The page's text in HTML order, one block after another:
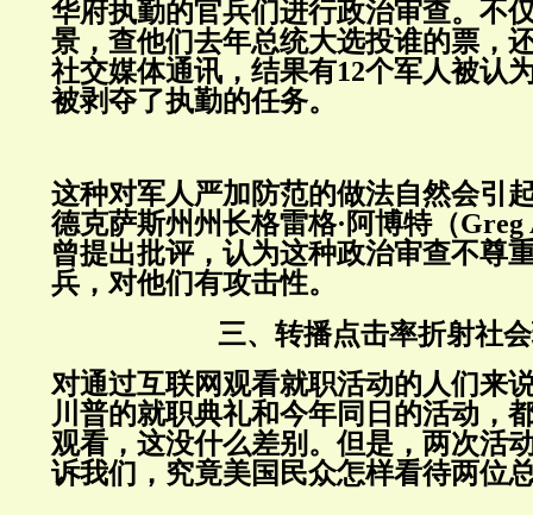
华府执勤的官兵们进行政治审查。不
景，查他们去年总统大选投谁的票，
社交媒体通讯，结果有12个军人被认
被剥夺了执勤的任务。
这种对军人严加防范的做法自然会引
德克萨斯州州长格雷格·阿博特（Greg
曾提出批评，认为这种政治审查不尊
兵，对他们有攻击性。
三、转播点击率折射社
对通过互联网观看就职活动的人们来
川普的就职典礼和今年同日的活动，
观看，这没什么差别。但是，两次活
诉我们，究竟美国民众怎样看待两位